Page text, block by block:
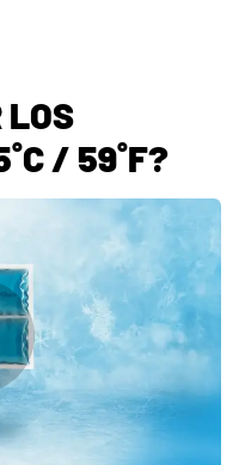
LOS
/ 59˚F?